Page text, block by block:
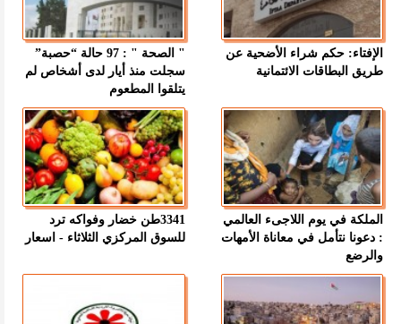
الإفتاء: حكم شراء الأضحية عن
طريق البطاقات الائتمانية
" الصحة " : 97 حالة “حصبة”
سجلت منذ أيار لدى أشخاص لم
يتلقوا المطعوم
الملكة في يوم اللاجىء العالمي
: دعونا نتأمل في معاناة الأمهات
والرضع
3341طن خضار وفواكه ترد
للسوق المركزي الثلاثاء - اسعار